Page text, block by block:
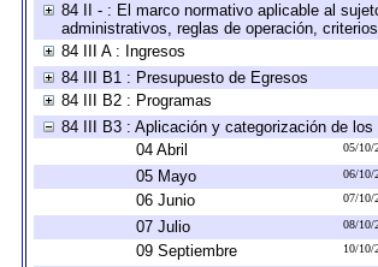
84 II - : El marco normativo aplicable al
administrativos, reglas de operación,
84 III A : Ingresos
84 III B1 : Presupuesto de Egresos
84 III B2 : Programas
84 III B3 : Aplicación y categorización de los
04 Abril
05/10/
05 Mayo 06/10/
06 Junio 07/10/
07 Julio 08/10/
09 Septiembre 10/10/